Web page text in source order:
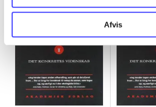
Afvis